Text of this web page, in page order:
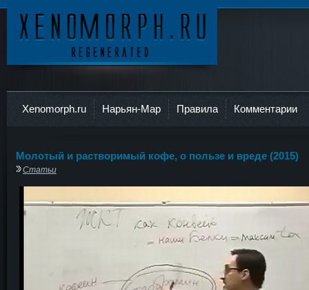
Xenomorph.ru Нарьян-Мар Правила Комментарии
Молотый и растворимый кофе, о пользе и вреде (2015)
Статьи